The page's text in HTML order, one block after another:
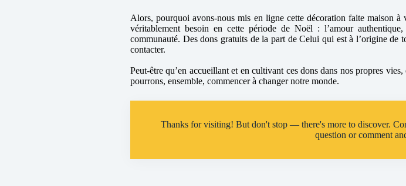
Alors, pourquoi avons-nous mis en ligne cette décoration faite maison
véritablement besoin en cette période de Noël : l’amour
communauté. Des dons gratuits de la part de Celui qui est à l’origine de
contacter.
Peut-être qu’en accueillant et en cultivant ces dons dans nos propres
pourrons, ensemble, commencer à changer notre monde.
Thanks for visiting! But don't stop — there's more to discover.
question or comment